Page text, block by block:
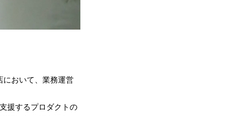
において、業務運営
援するプロダクトの